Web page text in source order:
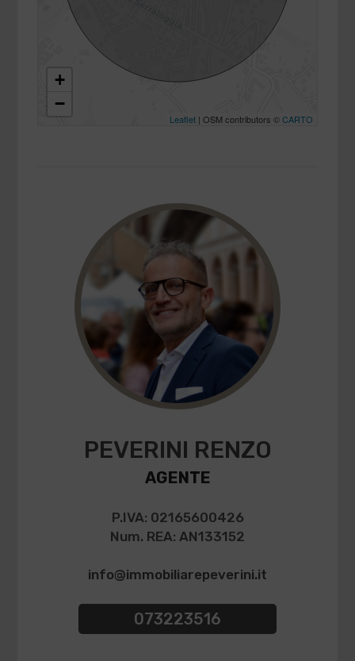
+
−
Leaflet| OSM contributors ©CARTO
PEVERINI RENZO
AGENTE
P.IVA: 02165600426
Num. REA: AN133152
info@immobiliarepeverini.it
073223516